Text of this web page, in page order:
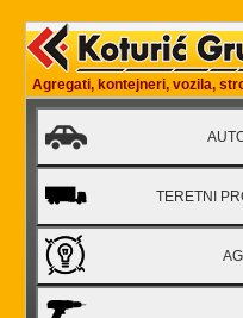
Agregati, kontejneri, vozila,